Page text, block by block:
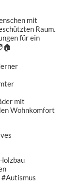
mit
Raum.
für ein
mit
Wohnkomfort